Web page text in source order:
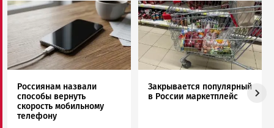
Image
Россиянам назвали
способы вернуть
скорость мобильному
телефону
Image
Закрывается популярный
в России маркетплейс